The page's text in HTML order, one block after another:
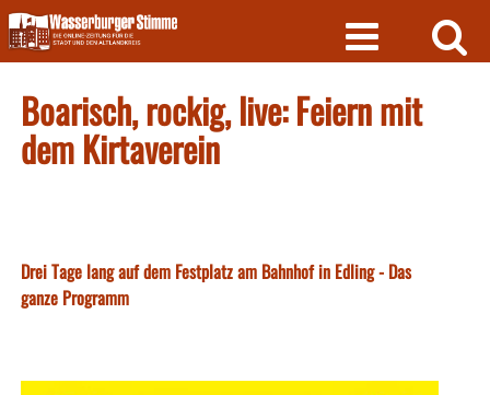
Skip
to
content
Boarisch, rockig, live: Feiern mit
dem Kirtaverein
Drei Tage lang auf dem Festplatz am Bahnhof in Edling - Das
ganze Programm